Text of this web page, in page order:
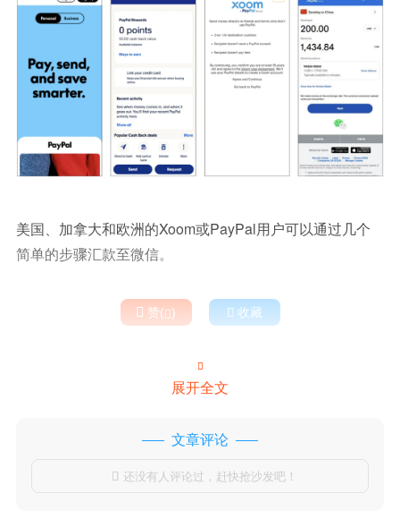
美国、加拿大和欧洲的Xoom或PayPal用户可以通过几个
简单的步骤汇款至微信。
 赞()  收藏

展开全文
文章评论
 还没有人评论过，赶快抢沙发吧！